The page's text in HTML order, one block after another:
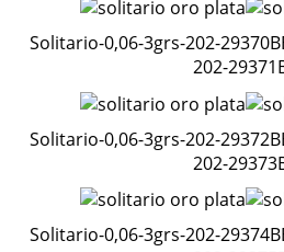
Solitario-0,06-3grs-202-
202-
Solitario-0,06-3grs-202-
202-
Solitario-0,06-3grs-202-